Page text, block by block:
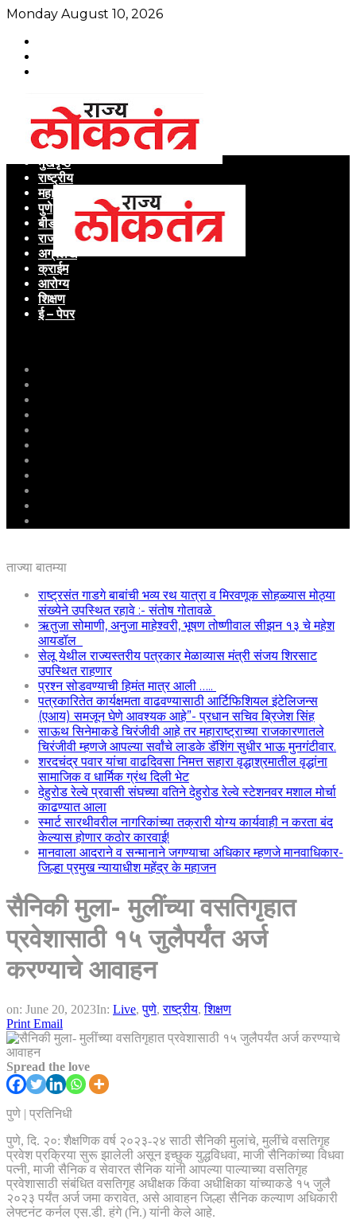
Monday August 10, 2026
मुखपृष्ठ
राष्ट्रीय
महाराष्ट्र
पुणे
बीड
राजकारण
अग्रलेख
क्राईम
आरोग्य
शिक्षण
ई – पेपर
ताज्या बातम्या
राष्ट्रसंत गाडगे बाबांची भव्य रथ यात्रा व मिरवणूक सोहळ्यास मोठ्या
संख्येने उपस्थित रहावे :- संतोष गोतावळे
ऋतुजा सोमाणी, अनुजा माहेश्वरी, भूषण तोष्णीवाल सीझन १३ चे महेश
आयडॉल
सेलू येथील राज्यस्तरीय पत्रकार मेळाव्यास मंत्री संजय शिरसाट
उपस्थित राहणार
प्रश्न सोडवण्याची हिमंत मात्र आली …..
पत्रकारितेत कार्यक्षमता वाढवण्यासाठी आर्टिफिशियल इंटेलिजन्स
(एआय) समजून घेणे आवश्यक आहे”- प्रधान सचिव ब्रिजेश सिंह
साऊथ सिनेमाकडे चिरंजीवी आहे तर महाराष्ट्राच्या राजकारणातले
चिरंजीवी म्हणजे आपल्या सर्वांचे लाडके डॅशिंग सुधीर भाऊ मुनगंटीवार.
शरदचंद्र पवार यांचा वाढदिवसा निमत्त सहारा वृद्धाश्रमातील वृद्धांना
सामाजिक व धार्मिक ग्रंथ दिली भेट
देहुरोड रेल्वे प्रवासी संघच्या वतिने देहुरोड रेल्वे स्टेशनवर मशाल मोर्चा
काढण्यात आला
स्मार्ट सारथीवरील नागरिकांच्या तक्रारी योग्य कार्यवाही न करता बंद
केल्यास होणार कठोर कारवाई!
मानवाला आदराने व सन्मानाने जगण्याचा अधिकार म्हणजे मानवाधिकार-
जिल्हा प्रमुख न्यायाधीश महेंद्र के महाजन
सैनिकी मुला- मुलींच्या वसतिगृहात
प्रवेशासाठी १५ जुलैपर्यंत अर्ज
करण्याचे आवाहन
on: June 20, 2023In: Live,पुणे,राष्ट्रीय,शिक्षण
Print Email
Spread the love
पुणे | प्रतिनिधी
पुणे, दि. २०: शैक्षणिक वर्ष २०२३-२४ साठी सैनिकी मुलांचे, मुलींचे वसतिगृह
प्रवेश प्रक्रिया सुरू झालेली असून इच्छुक युद्धविधवा, माजी सैनिकांच्या विधवा
पत्नी, माजी सैनिक व सेवारत सैनिक यांनी आपल्या पाल्याच्या वसतिगृह
प्रवेशासाठी संबंधित वसतिगृह अधीक्षक किंवा अधीक्षिका यांच्याकडे १५ जुलै
२०२३ पर्यंत अर्ज जमा करावेत, असे आवाहन जिल्हा सैनिक कल्याण अधिकारी
लेफ्टनंट कर्नल एस.डी. हंगे (नि.) यांनी केले आहे.